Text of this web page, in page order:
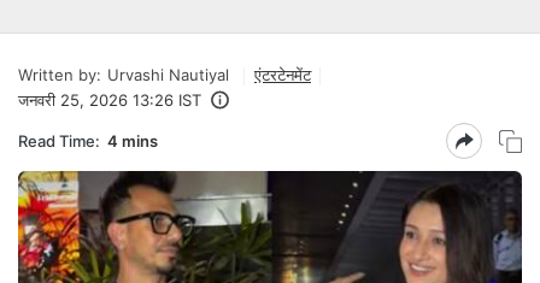
Written by: Urvashi Nautiyal
एंटरटेनमेंट
जनवरी 25, 2026 13:26 IST
Read Time: 4 mins